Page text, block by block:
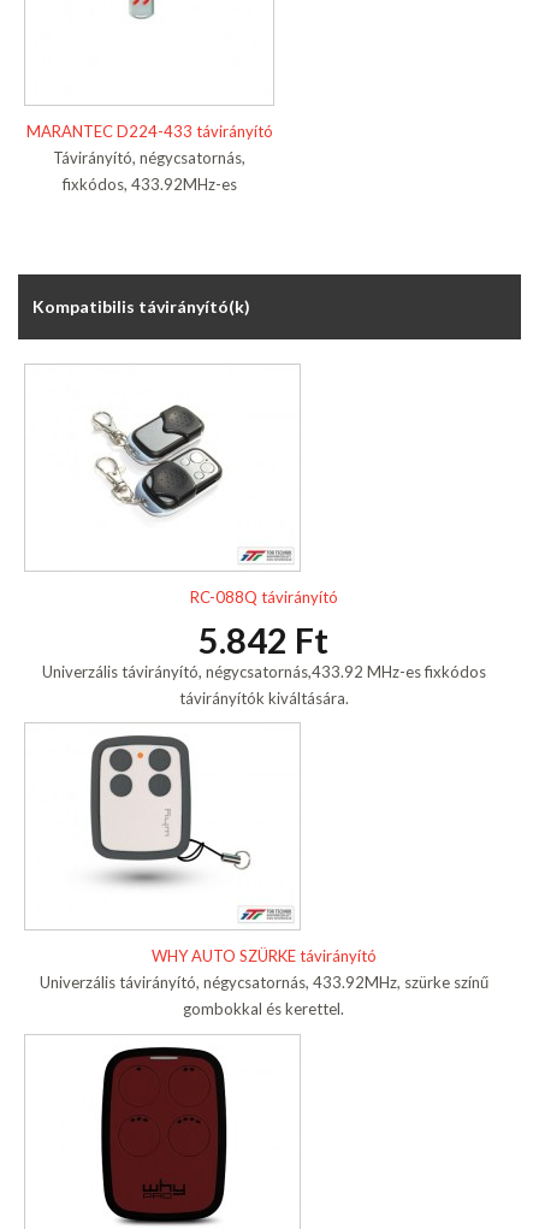
MARANTEC D224-433 távirányító
Távirányító, négycsatornás,
fixkódos, 433.92MHz-es
Kompatibilis távirányító(k)
RC-088Q távirányító
5.842 Ft
Univerzális távirányító, négycsatornás,433.92 MHz-es fixkódos
távirányítók kiváltására.
WHY AUTO SZÜRKE távirányító
Univerzális távirányító, négycsatornás, 433.92MHz, szürke színű
gombokkal és kerettel.